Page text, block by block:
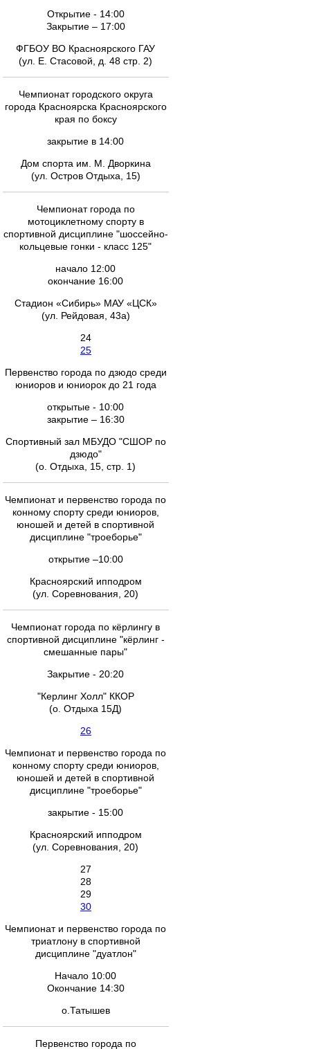
Открытие - 14:00
Закрытие – 17:00
ФГБОУ ВО Красноярского ГАУ
(ул. Е. Стасовой, д. 48 стр. 2)
Чемпионат городского округа
города Красноярска Красноярского
края по боксу
закрытие в 14:00
Дом спорта им. М. Дворкина
(ул. Остров Отдыха, 15)
Чемпионат города по
мотоциклетному спорту в
спортивной дисциплине "шоссейно-
кольцевые гонки - класс 125"
начало 12:00
окончание 16:00
Стадион «Сибирь» МАУ «ЦСК»
(ул. Рейдовая, 43а)
24
25
Первенство города по дзюдо среди
юниоров и юниорок до 21 года
открытые - 10:00
закрытие – 16:30
Спортивный зал МБУДО "СШОР по
дзюдо"
(о. Отдыха, 15, стр. 1)
Чемпионат и первенство города по
конному спорту среди юниоров,
юношей и детей в спортивной
дисциплине "троеборье"
открытие –10:00
Красноярский ипподром
(ул. Соревнования, 20)
Чемпионат города по кёрлингу в
спортивной дисциплине "кёрлинг -
смешанные пары"
Закрытие - 20:20
"Керлинг Холл" ККОР
(о. Отдыха 15Д)
26
Чемпионат и первенство города по
конному спорту среди юниоров,
юношей и детей в спортивной
дисциплине "троеборье"
закрытие - 15:00
Красноярский ипподром
(ул. Соревнования, 20)
27
28
29
30
Чемпионат и первенство города по
триатлону в спортивной
дисциплине "дуатлон"
Начало 10:00
Окончание 14:30
о.Татышев
Первенство города по